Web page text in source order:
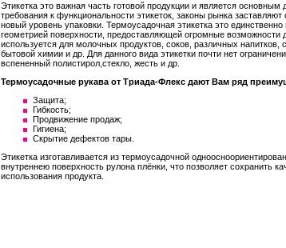
Этикетка это важная часть готовой продукции и является
требования к функциональности этикеток, законы рынка
новый уровень упаковки. Термоусадочная этикетка это
геометрией поверхности, предоставляющей огромные
используется для молочных продуктов, соков, различных напитков,
бытовой химии и др. Для данного вида этикетки почти нет
вспененный полистирол,стекло, жесть и др.
Термоусадочные рукава от Триада-Флекс дают Вам ряд
Защита;
Гибкость;
Продвижение продаж;
Гигиена;
Cкрытие дефектов тары.
Этикетка изготавливается из термоусадочной
внутреннею поверхность рулона плёнки, что позволяет сохранить
использования продукта.